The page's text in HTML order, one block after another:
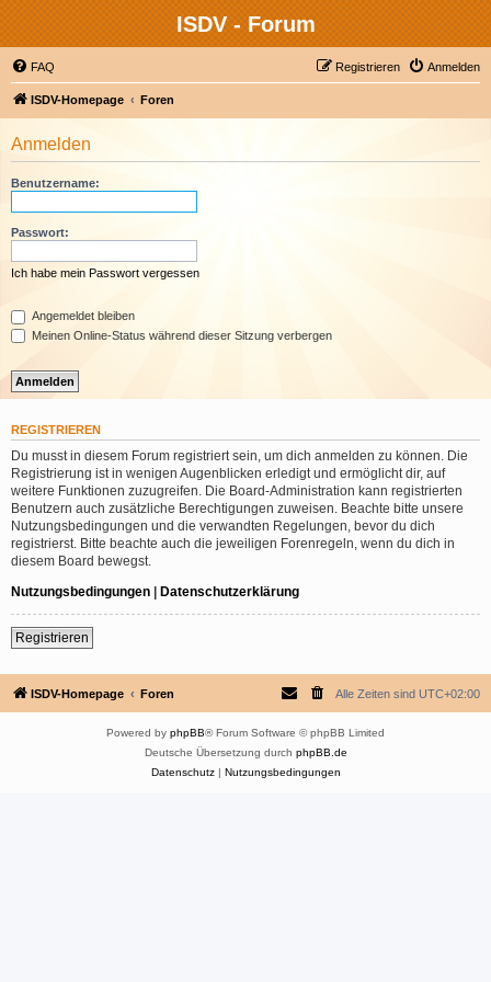
ISDV - Forum
FAQ Anmelden
Registrieren
ISDV-Homepage Foren
Anmelden
Benutzername:
Passwort:
Ich habe mein Passwort vergessen
Angemeldet bleiben
Meinen Online-Status während dieser Sitzung verbergen
REGISTRIEREN
Du musst in diesem Forum registriert sein, um dich anmelden zu können. Die
Registrierung ist in wenigen Augenblicken erledigt und ermöglicht dir, auf
weitere Funktionen zuzugreifen. Die Board-Administration kann registrierten
Benutzern auch zusätzliche Berechtigungen zuweisen. Beachte bitte unsere
Nutzungsbedingungen und die verwandten Regelungen, bevor du dich
registrierst. Bitte beachte auch die jeweiligen Forenregeln, wenn du dich in
diesem Board bewegst.
Nutzungsbedingungen | Datenschutzerklärung
Registrieren
ISDV-Homepage Foren Alle Zeiten sind UTC+02:00
Powered by phpBB® Forum Software © phpBB Limited
Deutsche Übersetzung durch phpBB.de
Datenschutz| Nutzungsbedingungen